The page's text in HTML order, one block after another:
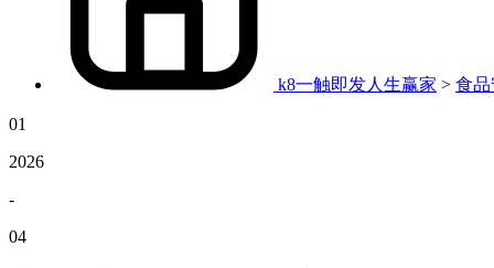
k8一触即发人生赢家 > 食
01
2026
-
04